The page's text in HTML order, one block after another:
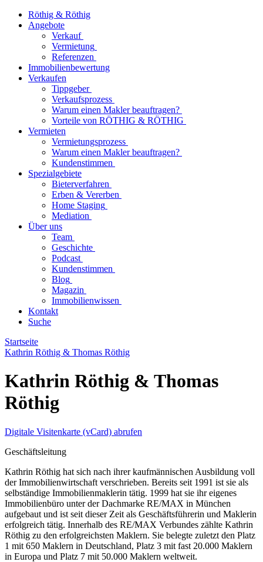
Röthig & Röthig
Angebote
Verkauf
Vermietung
Referenzen
Immobilienbewertung
Verkaufen
Tippgeber
Verkaufsprozess
Warum einen Makler beauftragen?
Vorteile von RÖTHIG & RÖTHIG
Vermieten
Vermietungsprozess
Warum einen Makler beauftragen?
Kundenstimmen
Spezialgebiete
Bieterverfahren
Erben & Vererben
Home Staging
Mediation
Über uns
Team
Geschichte
Podcast
Kundenstimmen
Blog
Magazin
Immobilienwissen
Kontakt
Suche
Startseite
Kathrin Röthig & Thomas Röthig
Kathrin Röthig & Thomas
Röthig
Digitale Visitenkarte (vCard) abrufen
Geschäftsleitung
Kathrin Röthig hat sich nach ihrer kaufmännischen Ausbildung voll
der Immobilienwirtschaft verschrieben. Bereits seit 1991 ist sie als
selbständige Immobilienmaklerin tätig. 1999 hat sie ihr eigenes
Immobilienbüro unter der Dachmarke RE/MAX in München
aufgebaut und ist seit dieser Zeit als Geschäftsführerin und Maklerin
erfolgreich tätig. Innerhalb des RE/MAX Verbundes zählte Kathrin
Röthig zu den erfolgreichsten Maklern. Sie belegte zuletzt den Platz
1 mit 650 Maklern in Deutschland, Platz 3 mit fast 20.000 Maklern
in Europa und Platz 7 mit 50.000 Maklern weltweit.